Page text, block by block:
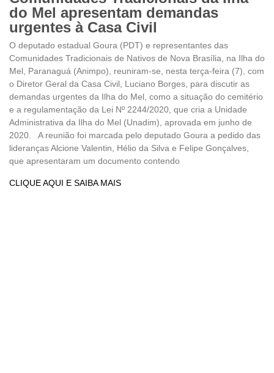
do Mel apresentam demandas
urgentes à Casa Civil
O deputado estadual Goura (PDT) e representantes das
Comunidades Tradicionais de Nativos de Nova Brasília, na Ilha do
Mel, Paranaguá (Animpo), reuniram-se, nesta terça-feira (7), com
o Diretor Geral da Casa Civil, Luciano Borges, para discutir as
demandas urgentes da Ilha do Mel, como a situação do cemitério
e a regulamentação da Lei Nº 2244/2020, que cria a Unidade
Administrativa da Ilha do Mel (Unadim), aprovada em junho de
2020. A reunião foi marcada pelo deputado Goura a pedido das
lideranças Alcione Valentin, Hélio da Silva e Felipe Gonçalves,
que apresentaram um documento contendo
CLIQUE AQUI E SAIBA MAIS